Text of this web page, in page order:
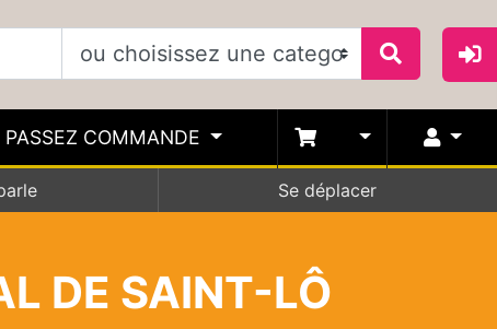
PASSEZ COMMANDE
Se déplacer
DE SAINT-LÔ